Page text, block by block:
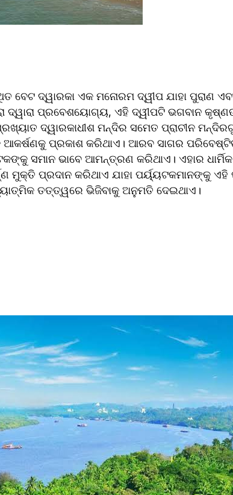
ବେଟ ଦ୍ୱାରକା ଏକ ମନୋରମ ଦ୍ୱୀପ ଯାହା ପୁରାଣ
ଦ୍ୱାରା ପ୍ରବେଶୟୋଗ୍ୟ, ଏହି ଦ୍ୱୀପଟି ଭଗବାନ
ଦ୍ୱାରକାଧୀଶ ମନ୍ଦିର ସମେତ ପ୍ରାଚୀନ
ଆକର୍ଷଣକୁ ପ୍ରକାଶ କରିଥାଏ। ଆରବ ସାଗର
ସମାନ ଭାବେ ଆମନ୍ତ୍ରଣ କରିଥାଏ। ଏହାର ଧାର୍ମିକ
ମୁକ୍ତି ପ୍ରଦାନ କରିଥାଏ ଯାହା ପର୍ୟ୍ୟଟକମାନଙ୍କୁ
ତତ୍ତ୍ୱରେ ଭିଜିବାକୁ ଅନୁମତି ଦେଇଥାଏ।